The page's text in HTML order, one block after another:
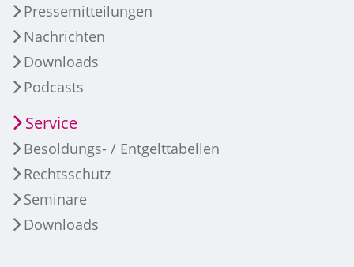
Pressemitteilungen
Nachrichten
Downloads
Podcasts
Service
Besoldungs- / Entgelttabellen
Rechtsschutz
Seminare
Downloads